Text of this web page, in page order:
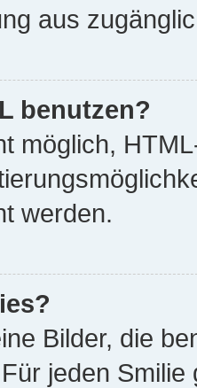
aus
benutzen?
möglich,
werden.
Bilder, die
jeden